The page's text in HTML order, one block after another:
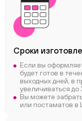
Сроки
Если вы
будет готов в
выходных дней, в
увеличиваться до
Вы можете
или постаматов в